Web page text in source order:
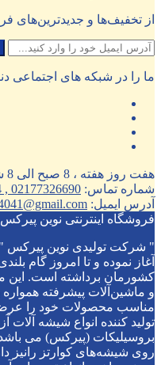
از تخفیف‌ها و جدیدترین‌های
ما را در شبکه های اجتماعی
هفت روز هفته ، 8 صبح الی 8 شب پاسخگوی شما هستیم.
شماره تماس: 02177326690 , 02177326794 , 09122868752
آدرس ایمیل:
فروشگاه اینترنتی نوین
آغاز نموده و تا امروز گام
کشورمان برداشته است. این
و ماشین‌آلات پیشرفته همواره
مناسب محصولات خود را
تولید کننده انواع شیشه آلات
بروسیلیکات (پیرکس) می
روی شیشه‌های کوارتز رانیز